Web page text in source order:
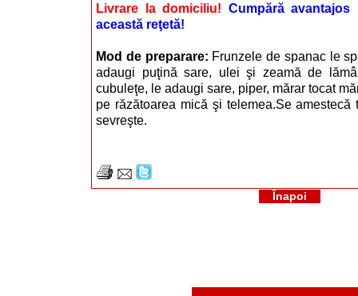
Livrare la domiciliu! Cumpără avantajos
această reţetă!
Mod de preparare: Frunzele de spanac le
adaugi puţină sare, ulei şi zeamă de
cubuleţe, le adaugi sare, piper, mărar tocat
pe răzătoarea mică şi telemea.Se
sevreşte.
Înapoi